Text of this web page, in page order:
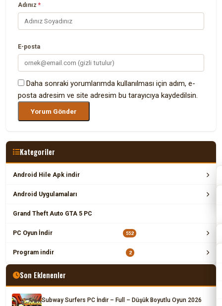
Adınız*
E-posta
Daha sonraki yorumlarımda kullanılması için adım, e-
posta adresim ve site adresim bu tarayıcıya kaydedilsin.
Kategoriler
Android Hile Apk indir
Android Uygulamaları
Grand Theft Auto GTA 5 PC
PC Oyun İndir 552
Program indir 2
Son Eklenenler
Subway Surfers PC İndir – Full – Düşük Boyutlu Oyun 2026